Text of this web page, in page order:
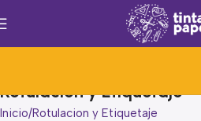
Rotulacion y Etiquetaje
Inicio Rotulacion y Etiquetaje